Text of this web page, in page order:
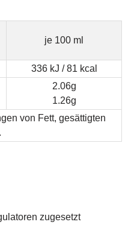
je 100 ml
336 kJ / 81 kcal
2.06g
1.26g
von Fett, gesättigten
zugesetzt